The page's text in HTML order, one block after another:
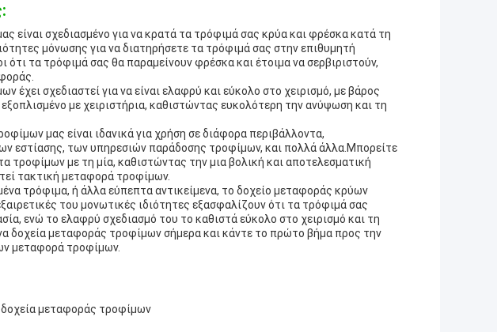
είναι σχεδιασμένο για να κρατά τα τρόφιμά σας κρύα και φρέσκα κατά τη
μόνωσης για να διατηρήσετε τα τρόφιμά σας στην επιθυμητή
ότι τα τρόφιμά σας θα παραμείνουν φρέσκα και έτοιμα να σερβιριστούν,
έχει σχεδιαστεί για να είναι ελαφρύ και εύκολο στο χειρισμό, με βάρος
εξοπλισμένο με χειριστήρια, καθιστώντας ευκολότερη την ανύψωση και τη
μας είναι ιδανικά για χρήση σε διάφορα περιβάλλοντα,
εστίασης, των υπηρεσιών παράδοσης τροφίμων, και πολλά άλλα.Μπορείτε
τροφίμων με τη μία, καθιστώντας την μια βολική και αποτελεσματική
τακτική μεταφορά τροφίμων.
τρόφιμα, ή άλλα εύπεπτα αντικείμενα, το δοχείο μεταφοράς κρύων
του μονωτικές ιδιότητες εξασφαλίζουν ότι τα τρόφιμά σας
ενώ το ελαφρύ σχεδιασμό του το καθιστά εύκολο στο χειρισμό και τη
δοχεία μεταφοράς τροφίμων σήμερα και κάντε το πρώτο βήμα προς την
μεταφορά τροφίμων.
μεταφοράς τροφίμων